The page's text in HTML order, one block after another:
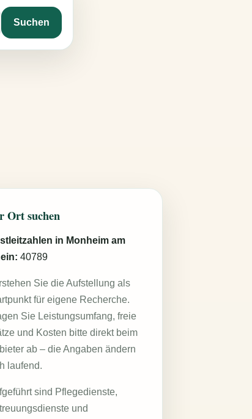
Suchen
Ort suchen
in Monheim am
40789
Sie die Aufstellung als
für eigene Recherche.
Sie Leistungsumfang, freie
und Kosten bitte direkt beim
ab – die Angaben ändern
laufend.
sind Pflegedienste,
und